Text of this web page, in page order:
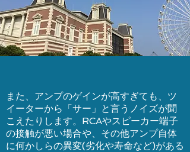
また、アンプのゲインが高すぎても、ツ
イーターから「サー」と言うノイズが聞
こえたりします。RCAやスピーカー端子
の接触が悪い場合や、その他アンプ自体
に何かしらの異変(劣化や寿命など)がある